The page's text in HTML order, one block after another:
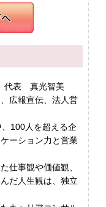
代表 真光智美
広報宣伝、法人営
100人を超える企
ーション力と営業
仕事観や価値観、
だ人生観は、独立